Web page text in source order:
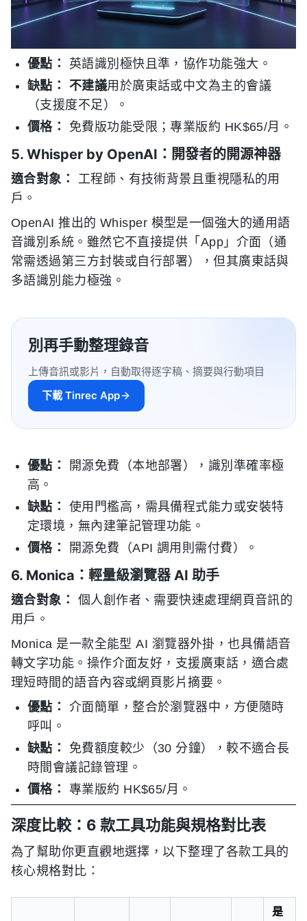
優點：
英語識別極快且準，協作功能強大。
缺點：
不建議用於廣東話或中文為主的會議
（支援度不足）。
價格：
免費版功能受限；專業版約 HK$65/月。
5. Whisper by OpenAI：開發者的開源神器
適合對象：
工程師、有技術背景且重視隱私的用
戶。
OpenAI 推出的 Whisper 模型是一個強大的通用語
音識別系統。雖然它不直接提供「App」介面（通
常需透過第三方封裝或自行部署），但其廣東話與
多語識別能力極強。
別再手動整理錄音
上傳音訊或影片，自動取得逐字稿、摘要與行動項目
下載 Tinrec App
優點：
開源免費（本地部署），識別準確率極
高。
缺點：
使用門檻高，需具備程式能力或安裝特
定環境，無內建筆記管理功能。
價格：
開源免費（API 調用則需付費）。
6. Monica：輕量級瀏覽器 AI 助手
適合對象：
個人創作者、需要快速處理網頁音訊的
用戶。
Monica 是一款全能型 AI 瀏覽器外掛，也具備語音
轉文字功能。操作介面友好，支援廣東話，適合處
理短時間的語音內容或網頁影片摘要。
優點：
介面簡單，整合於瀏覽器中，方便隨時
呼叫。
缺點：
免費額度較少（30 分鐘），較不適合長
時間會議記錄管理。
價格：
專業版約 HK$65/月。
深度比較：6 款工具功能與規格對比表
為了幫助你更直觀地選擇，以下整理了各款工具的
核心規格對比：
是